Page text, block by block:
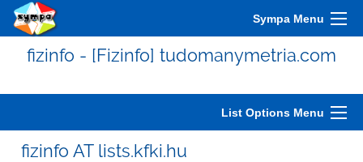
Sympa Menu
fizinfo - [Fizinfo] tudomanymetria.com
List Options Menu
fizinfo AT lists.kfki.hu